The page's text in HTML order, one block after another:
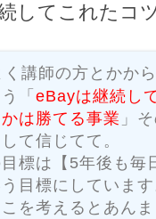
してこれたコ
講師の方とかか
「 eBayは継続し
は勝てる事業 」
て信じてて。
標は【5年後も毎
目標にしています
を考えるとあん